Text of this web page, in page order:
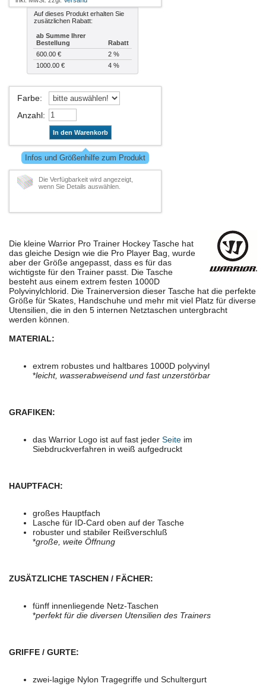
Auf dieses Produkt erhalten Sie
zusätzlichen Rabatt:
ab Summe Ihrer
Bestellung
Rabatt
600.00 €
2 %
1000.00 €
4 %
Farbe:
Anzahl:
In den Warenkorb
Infos und Größenhilfe zum Produkt
Die Verfügbarkeit wird angezeigt,
wenn Sie Details auswählen.
Die kleine Warrior Pro Trainer Hockey Tasche hat
das gleiche Design wie die Pro Player Bag, wurde
aber der Größe angepasst, dass es für das
wichtigste für den Trainer passt. Die Tasche
besteht aus einem extrem festen 1000D
Polyvinylchlorid. Die Trainerversion dieser Tasche hat die perfekte
Größe für Skates, Handschuhe und mehr mit viel Platz für diverse
Utensilien, die in den 5 internen Netztaschen untergbracht
werden können.
MATERIAL:
extrem robustes und haltbares 1000D polyvinyl
*leicht, wasserabweisend und fast unzerstörbar
GRAFIKEN:
das Warrior Logo ist auf fast jeder Seite im
Siebdruckverfahren in weiß aufgedruckt
HAUPTFACH:
großes Hauptfach
Lasche für ID-Card oben auf der Tasche
robuster und stabiler Reißverschluß
*große, weite Öffnung
ZUSÄTZLICHE TASCHEN / FÄCHER:
fünff innenliegende Netz-Taschen
*perfekt für die diversen Utensilien des Trainers
GRIFFE / GURTE:
zwei-lagige Nylon Tragegriffe und Schultergurt